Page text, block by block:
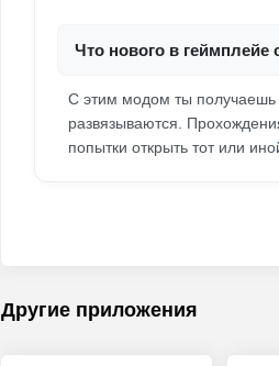
Что нового в геймплейе
С этим модом ты получаешь
развязываются.
попытки открыть тот или
Другие приложения